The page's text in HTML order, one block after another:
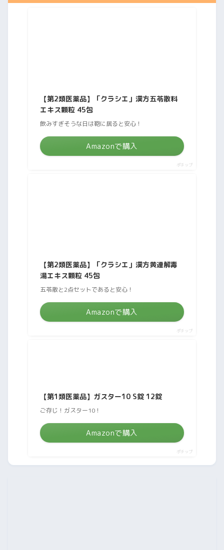
【第2類医薬品】「クラシエ」漢方五苓散料
エキス顆粒 45包
飲みすぎそうな日は鞄に居ると安心！
Amazonで購入
ポチップ
【第2類医薬品】「クラシエ」漢方黄連解毒
湯エキス顆粒 45包
五苓散と2点セットであると安心！
Amazonで購入
ポチップ
【第1類医薬品】ガスター10 S錠 12錠
ご存じ！ガスター10！
Amazonで購入
ポチップ